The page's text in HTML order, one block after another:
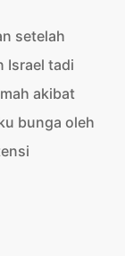
setelah
Israel tadi
akibat
bunga oleh